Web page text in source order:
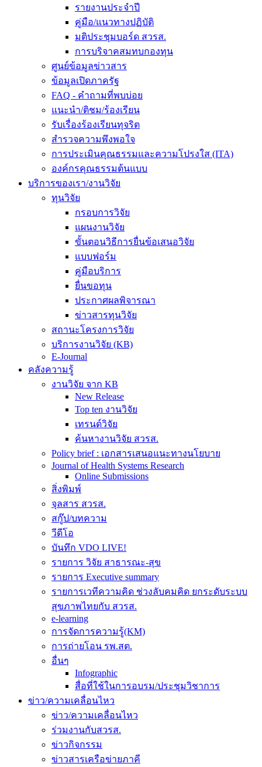
รายงานประจำปี
คู่มือ/แนวทางปฏิบัติ
มติประชุมบอร์ด สวรส.
การบริจาคสมทบกองทุน
ศูนย์ข้อมูลข่าวสาร
ข้อมูลเปิดภาครัฐ
FAQ - คำถามที่พบบ่อย
แนะนำ/ติชม/ร้องเรียน
รับเรื่องร้องเรียนทุจริต
สำรวจความพึงพอใจ
การประเมินคุณธรรมและความโปรงใส (ITA)
องค์กรคุณธรรมต้นแบบ
บริการของเรา/งานวิจัย
ทุนวิจัย
กรอบการวิจัย
แผนงานวิจัย
ขั้นตอนวิธีการยื่นข้อเสนอวิจัย
แบบฟอร์ม
คู่มือบริการ
ยื่นขอทุน
ประกาศผลพิจารณา
ข่าวสารทุนวิจัย
สถานะโครงการวิจัย
บริการงานวิจัย (KB)
E-Journal
คลังความรู้
งานวิจัย จาก KB
New Release
Top ten งานวิจัย
เทรนด์วิจัย
ค้นหางานวิจัย สวรส.
Policy brief : เอกสารเสนอแนะทางนโยบาย
Journal of Health Systems Research
Online Submissions
สิ่งพิมพ์
จุลสาร สวรส.
สกู๊ป/บทความ
วีดีโอ
บันทึก VDO LIVE!
รายการ วิจัย สาธารณะ-สุข
รายการ Executive summary
รายการเวทีความคิด ช่วงลับคมคิด ยกระดับระบบ
สุขภาพไทยกับ สวรส.
e-learning
การจัดการความรู้(KM)
การถ่ายโอน รพ.สต.
อื่นๆ
Infographic
สื่อที่ใช้ในการอบรม/ประชุมวิชาการ
ข่าว/ความเคลื่อนไหว
ข่าว/ความเคลื่อนไหว
ร่วมงานกับสวรส.
ข่าวกิจกรรม
ข่าวสารเครือข่ายภาคี